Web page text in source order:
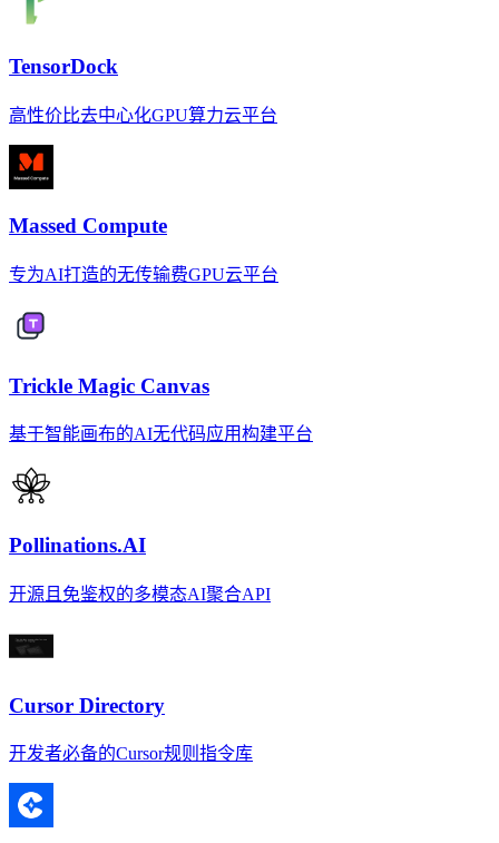
TensorDock
高性价比去中心化GPU算力云平台
Massed Compute
专为AI打造的无传输费GPU云平台
Trickle Magic Canvas
基于智能画布的AI无代码应用构建平台
Pollinations.AI
开源且免鉴权的多模态AI聚合API
Cursor Directory
开发者必备的Cursor规则指令库